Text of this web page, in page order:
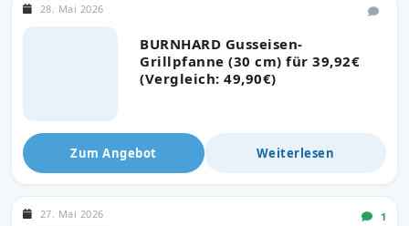
BURNHARD Gusseisen-
Grillpfanne (30 cm) für 39,92€
(Vergleich: 49,90€)
28. Mai 2026
Zum Angebot Weiterlesen
27. Mai 2026 1